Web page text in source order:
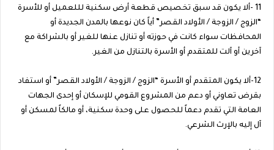
11 -ألا يكون قد سبق تخصيص قطعة أرض سكنية لللعميل أو للأسرة
“الزوج / الزوجة / الأولاد القصر” أياً كان نوعها بالمدن الجديدة أو
المحافظات سواء كانت في حوزته أو تنازل عنها للغير أو بالشراكة مع
آخرين أو آلت للمتقدم أو الأسرة بالتنازل من الغير.
12-ألا يكون المتقدم أو الأسرة “الزوج / الزوجة / الأولاد القصر” أو استفاد
بقرض تعاوني أو دعم من المشروع القومي للإسكان أو إحدى الجهات
العامة التي تقدم دعماً للحصول على وحدة سكنية، أو مالكاً لمسكن أو
آل إليه بالإرث الشرعي.